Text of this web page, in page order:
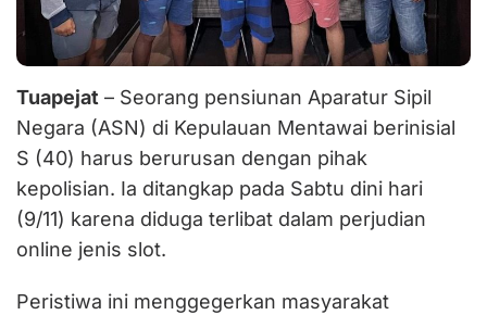
Tuapejat – Seorang pensiunan Aparatur Sipil
Negara (ASN) di Kepulauan Mentawai berinisial
S (40) harus berurusan dengan pihak
kepolisian. Ia ditangkap pada Sabtu dini hari
(9/11) karena diduga terlibat dalam perjudian
online jenis slot.
Peristiwa ini menggegerkan masyarakat